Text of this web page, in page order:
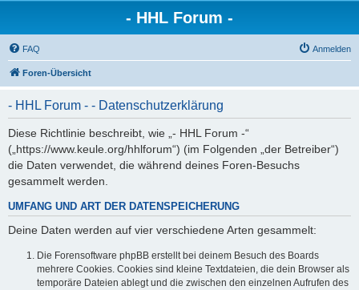
- HHL Forum -
FAQ Anmelden
Foren-Übersicht
- HHL Forum - - Datenschutzerklärung
Diese Richtlinie beschreibt, wie „- HHL Forum -“
(„https://www.keule.org/hhlforum“) (im Folgenden „der Betreiber“)
die Daten verwendet, die während deines Foren-Besuchs
gesammelt werden.
UMFANG UND ART DER DATENSPEICHERUNG
Deine Daten werden auf vier verschiedene Arten gesammelt:
Die Forensoftware phpBB erstellt bei deinem Besuch des Boards
mehrere Cookies. Cookies sind kleine Textdateien, die dein Browser als
temporäre Dateien ablegt und die zwischen den einzelnen Aufrufen des